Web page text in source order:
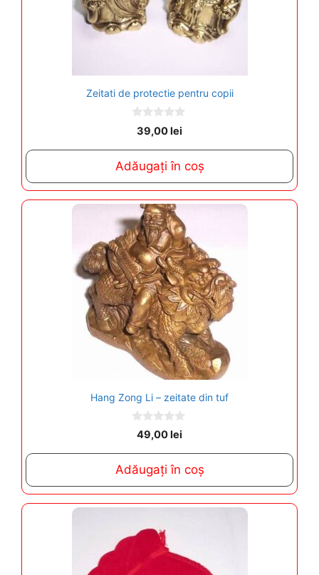
Zeitati de protectie pentru copii
o
o
5
39,00lei
Adăugați în coș
Hang Zong Li – zeitate din tuf
o
o
5
49,00lei
Adăugați în coș